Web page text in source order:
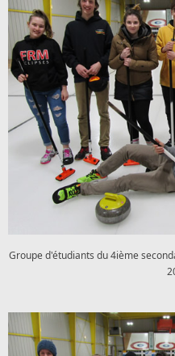
Groupe d'étudiants du 4ième